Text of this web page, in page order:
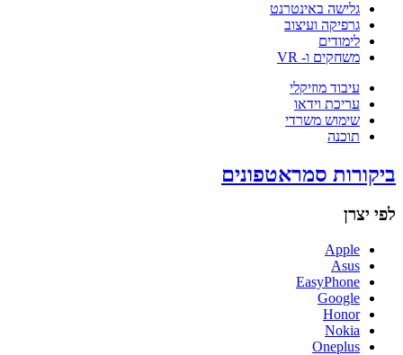
גלישה באינטרנט
גרפיקה ועיצוב
לימודים
משחקים ו- VR
עיבוד מוזיקלי
עריכת וידאו
שימוש משרדי
תוכנה
ביקורות סמראטפונים
לפי יצרן
Apple
Asus
EasyPhone
Google
Honor
Nokia
Oneplus